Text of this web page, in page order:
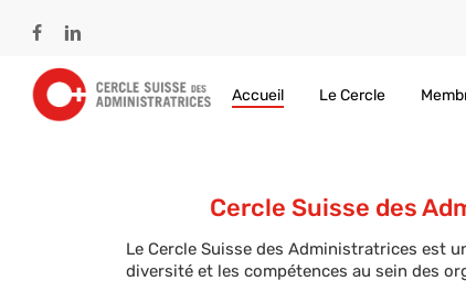
content
facebooklinkedin
Accueil Le Cercle
Cercle Suisse des
Le Cercle Suisse des Administratrices est
diversité et les compétences au sein des